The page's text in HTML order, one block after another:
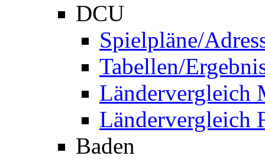
DCU
Spielpläne/
Tabellen/
Ländervergleich
Ländervergleich
Baden